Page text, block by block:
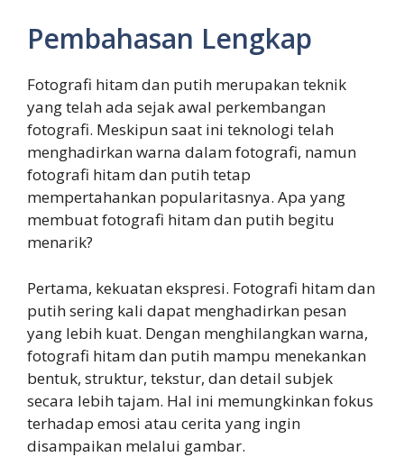
Pembahasan Lengkap
Fotografi hitam dan putih merupakan teknik
yang telah ada sejak awal perkembangan
fotografi. Meskipun saat ini teknologi telah
menghadirkan warna dalam fotografi, namun
fotografi hitam dan putih tetap
mempertahankan popularitasnya. Apa yang
membuat fotografi hitam dan putih begitu
menarik?
Pertama, kekuatan ekspresi. Fotografi hitam dan
putih sering kali dapat menghadirkan pesan
yang lebih kuat. Dengan menghilangkan warna,
fotografi hitam dan putih mampu menekankan
bentuk, struktur, tekstur, dan detail subjek
secara lebih tajam. Hal ini memungkinkan fokus
terhadap emosi atau cerita yang ingin
disampaikan melalui gambar.